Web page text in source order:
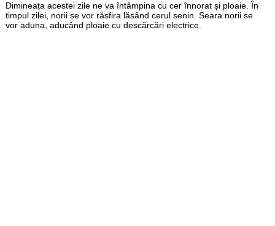
Dimineața acestei zile ne va întâmpina cu cer înnorat și ploaie. În
timpul zilei, norii se vor răsfira lăsând cerul senin. Seara norii se
vor aduna, aducând ploaie cu descărcări electrice.